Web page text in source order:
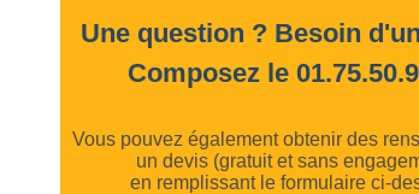
Une question ? Besoin
Composez le
Vous pouvez également obtenir des
un devis (gratuit et sans
en remplissant le formulaire ci-